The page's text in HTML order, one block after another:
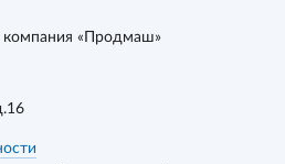
компания «Продмаш»